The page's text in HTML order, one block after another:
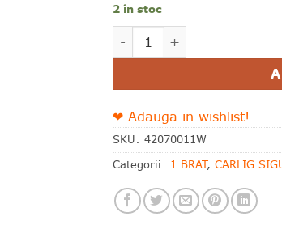
2 în stoc
Cantitate 1 brat SALKH 8
Alternative:
❤ Adauga in wishlist!
SKU: 42070011W
Categorii: 1 BRAT, CARLIG